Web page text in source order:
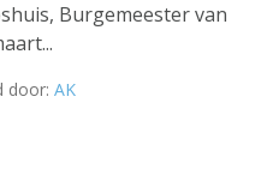
Burgemeester van
door: AK